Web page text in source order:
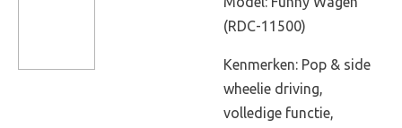
(RDC-11500)
Kenmerken: Pop & side
wheelie driving,
volledige functie,